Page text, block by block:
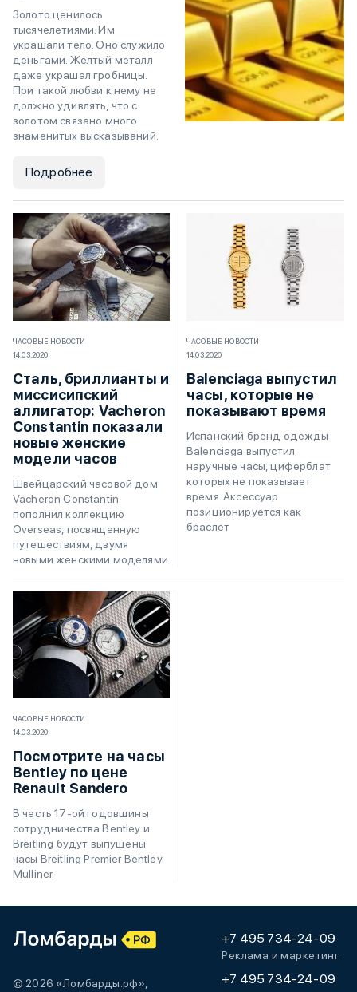
Золото ценилось
тысячелетиями. Им
украшали тело. Оно служило
деньгами. Желтый металл
даже украшал гробницы.
При такой любви к нему не
должно удивлять, что с
золотом связано много
знаменитых высказываний.
Подробнее
ЧАСОВЫЕ НОВОСТИ
14.03.2020
Сталь, бриллианты и
миссисипский
аллигатор: Vacheron
Constantin показали
новые женские
модели часов
Швейцарский часовой дом
Vacheron Constantin
пополнил коллекцию
Overseas, посвященную
путешествиям, двумя
новыми женскими моделями
ЧАСОВЫЕ НОВОСТИ
14.03.2020
Balenciaga выпустил
часы, которые не
показывают время
Испанский бренд одежды
Balenciaga выпустил
наручные часы, циферблат
которых не показывает
время. Аксессуар
позиционируется как
браслет
ЧАСОВЫЕ НОВОСТИ
14.03.2020
Посмотрите на часы
Bentley по цене
Renault Sandero
В честь 17-ой годовщины
сотрудничества Bentley и
Breitling будут выпущены
часы Breitling Premier Bentley
Mulliner.
© 2026 «Ломбарды.рф»,
+7 495 734-24-09
Реклама и маркетинг
+7 495 734-24-09